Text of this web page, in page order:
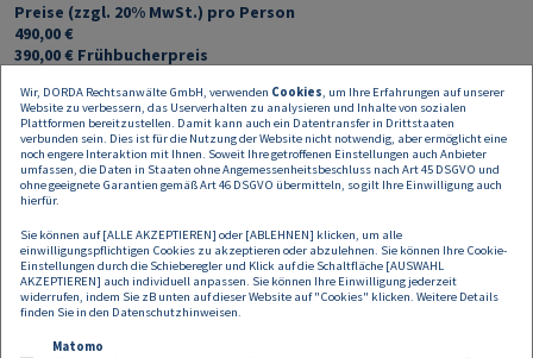
Preise (zzgl. 20% MwSt.) pro Person
490,00 €
390,00 € Frühbucherpreis
Linde-AbonnentIn Zeitschriften und Lindeonline
392,00 €
312,00 € Frühbucherpreis
Gewinn-Leser*innen
392,00 €
312,00 € Frühbucherpreis
Wir, DORDA Rechtsanwälte GmbH, verwenden Cookies, um Ihre Erfahrungen auf unserer
Website zu verbessern, das Userverhalten zu analysieren und Inhalte von sozialen
Plattformen bereitzustellen. Damit kann auch ein Datentransfer in Drittstaaten
verbunden sein. Dies ist für die Nutzung der Website nicht notwendig, aber ermöglicht eine
noch engere Interaktion mit Ihnen. Soweit Ihre getroffenen Einstellungen auch Anbieter
umfassen, die Daten in Staaten ohne Angemessenheitsbeschluss nach Art 45 DSGVO und
ohne geeignete Garantien gemäß Art 46 DSGVO übermitteln, so gilt Ihre Einwilligung auch
hierfür.
Sie können auf [ALLE AKZEPTIEREN] oder [ABLEHNEN] klicken, um alle
einwilligungspflichtigen Cookies zu akzeptieren oder abzulehnen. Sie können Ihre Cookie-
Einstellungen durch die Schieberegler und Klick auf die Schaltfläche [AUSWAHL
AKZEPTIEREN] auch individuell anpassen. Sie können Ihre Einwilligung jederzeit
widerrufen, indem Sie zB unten auf dieser Website auf "Cookies" klicken. Weitere Details
finden Sie in den Datenschutzhinweisen.
Matomo